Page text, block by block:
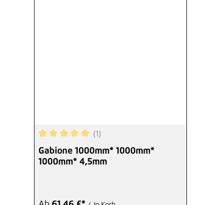
Durchschnittliche Bewertung von 5 von 5
(1)
Gabione 1000mm* 1000mm*
1000mm* 4,5mm